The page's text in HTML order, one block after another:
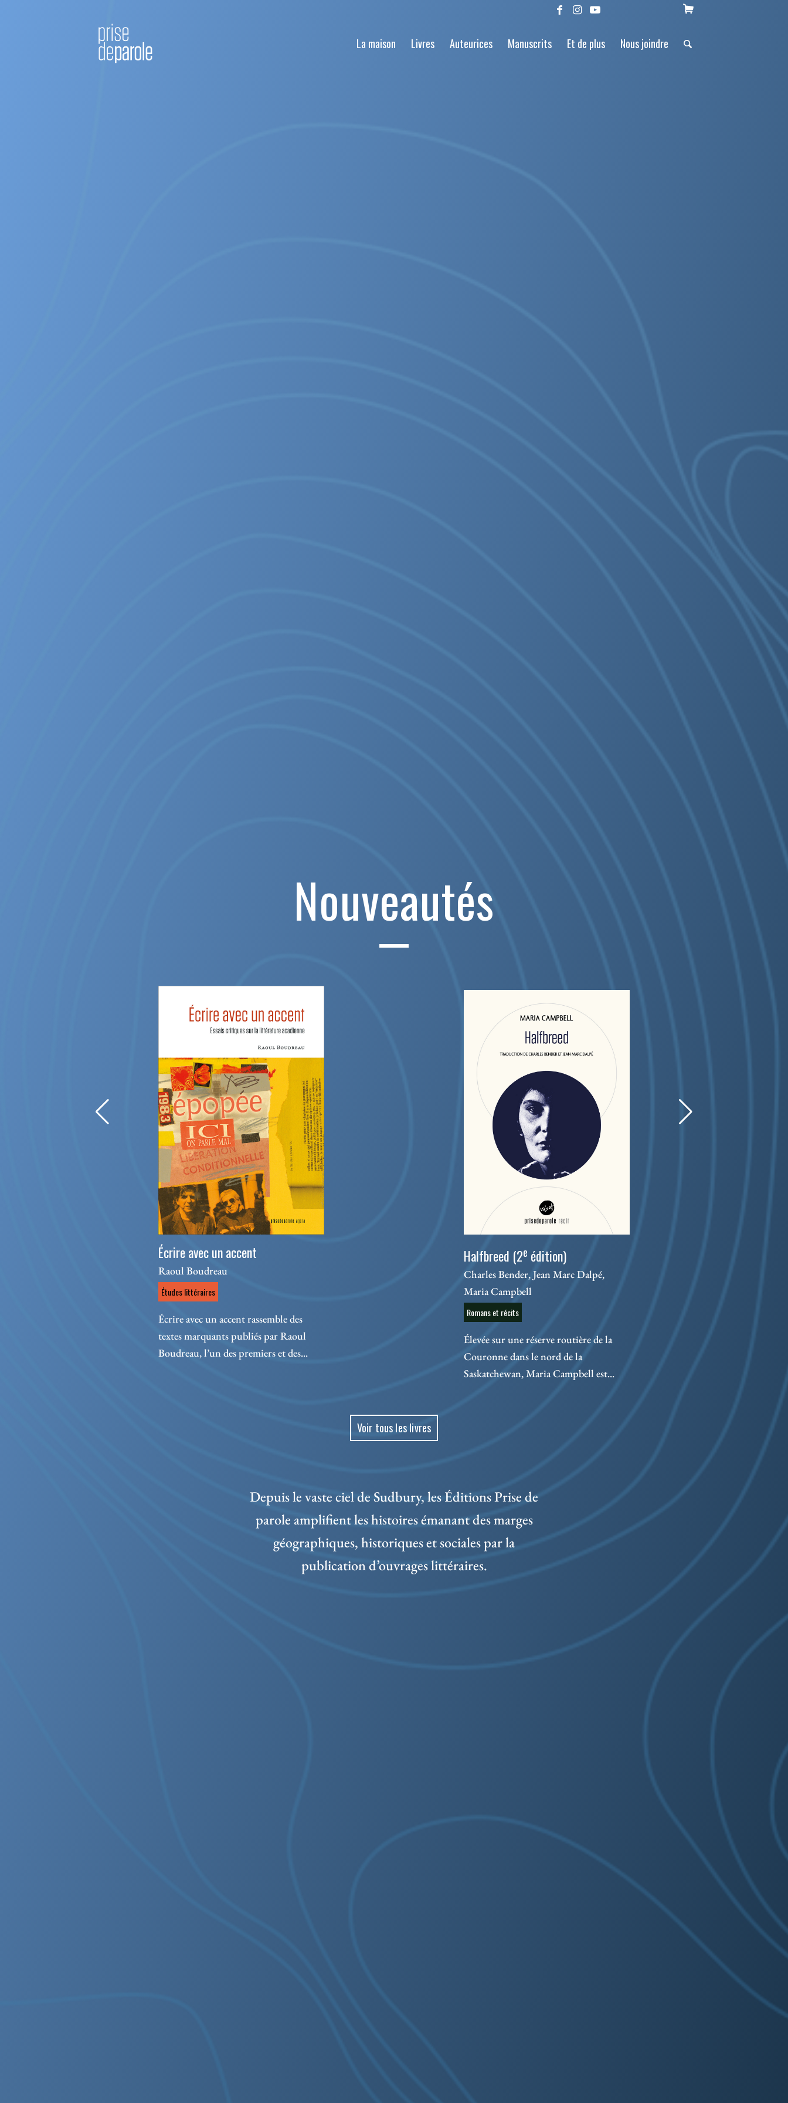
La maison Livres Auteurices Manuscrits Et de plus Nous joindre
Nouveautés
Écrire avec un accent
Raoul Boudreau
Études littéraires
Écrire avec un accent rassemble des
textes marquants publiés par Raoul
Boudreau, l’un des premiers et des...
Halfbreed (2e édition)
Charles Bender, Jean Marc Dalpé,
Maria Campbell
Romans et récits
Élevée sur une réserve routière de la
Couronne dans le nord de la
Saskatchewan, Maria Campbell est...
Voir tous les livres
Depuis le vaste ciel de Sudbury, les Éditions Prise de
parole amplifient les histoires émanant des marges
géographiques, historiques et sociales par la
publication d’ouvrages littéraires.